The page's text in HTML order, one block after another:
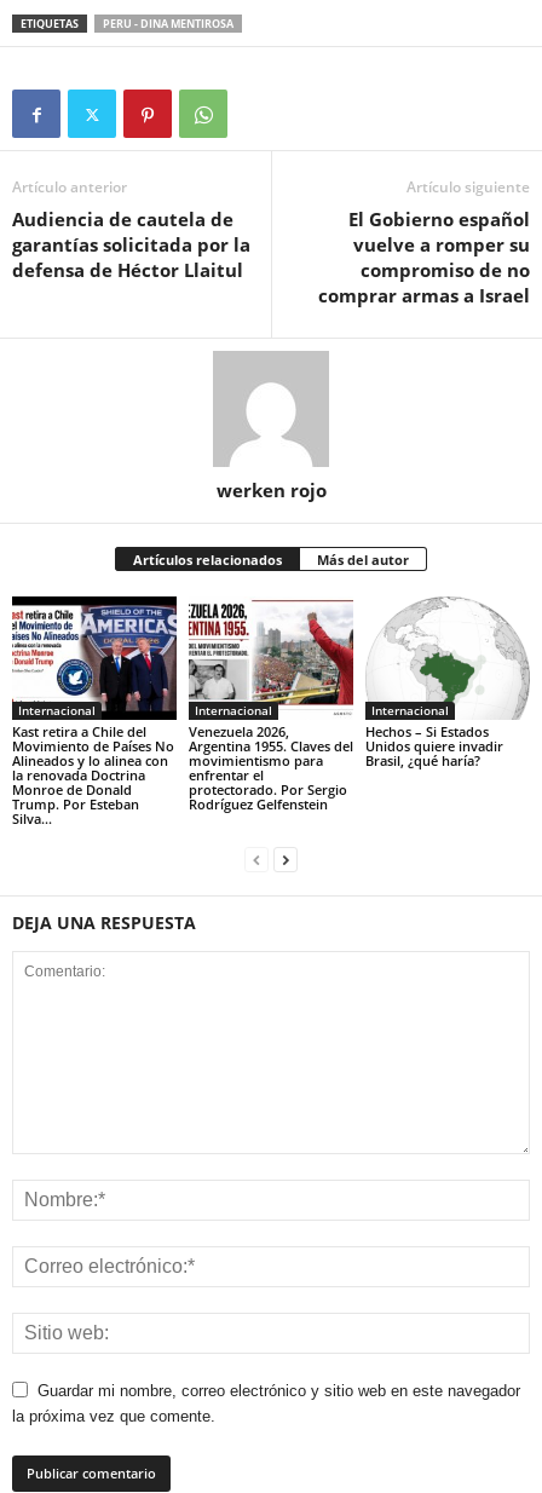
ETIQUETAS PERU - DINA MENTIROSA
Artículo anterior
Audiencia de cautela de
garantías solicitada por la
defensa de Héctor Llaitul
Artículo siguiente
El Gobierno español
vuelve a romper su
compromiso de no
comprar armas a Israel
werken rojo
Artículos relacionados Más del autor
Internacional
Kast retira a Chile del
Movimiento de Países No
Alineados y lo alinea con
la renovada Doctrina
Monroe de Donald
Trump. Por Esteban
Silva...
Internacional
Venezuela 2026,
Argentina 1955. Claves del
movimientismo para
enfrentar el
protectorado. Por Sergio
Rodríguez Gelfenstein
Internacional
Hechos – Si Estados
Unidos quiere invadir
Brasil, ¿qué haría?
DEJA UNA RESPUESTA
Guardar mi nombre, correo electrónico y sitio web en este navegador
la próxima vez que comente.